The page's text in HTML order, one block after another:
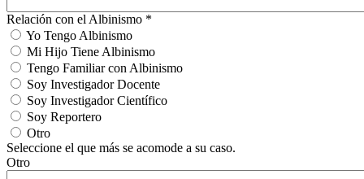
Relación con el Albinismo *
Yo Tengo Albinismo
Mi Hijo Tiene Albinismo
Tengo Familiar con Albinismo
Soy Investigador Docente
Soy Investigador Científico
Soy Reportero
Otro
Seleccione el que más se acomode a su caso.
Otro